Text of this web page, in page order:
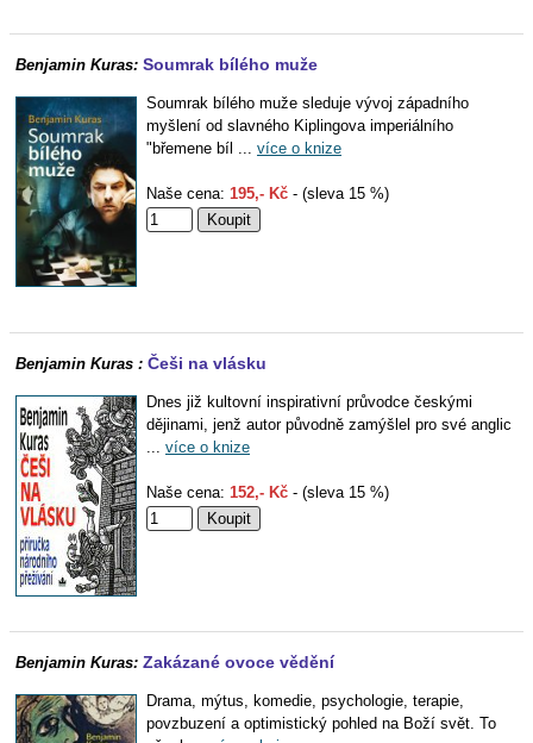
Benjamin Kuras: Soumrak bílého muže
Soumrak bílého muže sleduje vývoj západního
myšlení od slavného Kiplingova imperiálního
"břemene bíl ... více o knize
Naše cena: 195,- Kč - (sleva 15 %)
Benjamin Kuras : Češi na vlásku
Dnes již kultovní inspirativní průvodce českými
dějinami, jenž autor původně zamýšlel pro své anglic
... více o knize
Naše cena: 152,- Kč - (sleva 15 %)
Benjamin Kuras: Zakázané ovoce vědění
Drama, mýtus, komedie, psychologie, terapie,
povzbuzení a optimistický pohled na Boží svět. To